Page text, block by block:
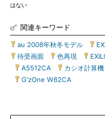
はない
関連キーワード
au 2008年秋冬モデル
待受画面
色再現
A5512CA カシオ計算機
G'zOne W62CA